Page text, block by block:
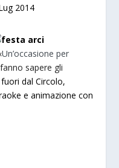
2014
Un’occasione per
sapere gli
dal Circolo,
e animazione con